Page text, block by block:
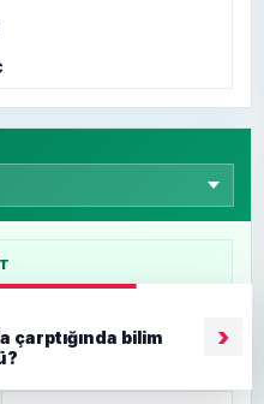
dk
çarptığında bilim
›